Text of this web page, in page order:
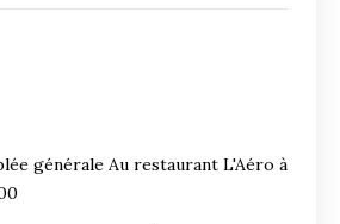
générale Au restaurant L'Aéro à